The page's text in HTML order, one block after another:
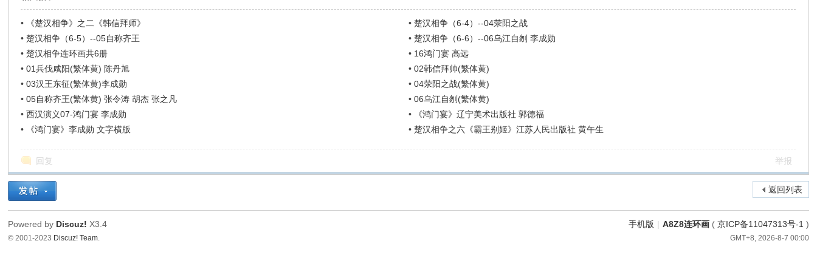
• 《楚汉相争》之二《韩信拜师》 • 楚汉相争（6-4）--04荥阳之战
•楚汉相争（6-5）--05自称齐王 • 楚汉相争（6-6）--06乌江自刎 李成勋
•楚汉相争连环画共6册 • 16鸿门宴 高远
•01兵伐咸阳(繁体黄) 陈丹旭 • 02韩信拜帅(繁体黄)
•03汉王东征(繁体黄)李成勋 • 04荥阳之战(繁体黄)
•05自称齐王(繁体黄) 张令涛 胡杰 张之凡 • 06乌江自刎(繁体黄)
•西汉演义07-鸿门宴 李成勋 •
《鸿门宴》辽宁美术出版社 郭德福
•
《鸿门宴》李成勋 文字横版 • 楚汉相争之六《霸王别姬》江苏人民出版社 黄午生
回复 举报
返回列表
手机版 | A8Z8连环画( 京ICP备11047313号-1 )
GMT+8, 2026-8-7 00:00
Powered by Discuz! X3.4
© 2001-2023 Discuz! Team